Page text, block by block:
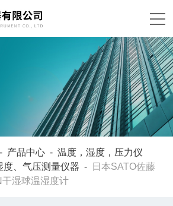
- 产品中心 -温度，湿度，压力仪
度、气压测量仪器 -
日本SATO佐藤
湿球温湿度计